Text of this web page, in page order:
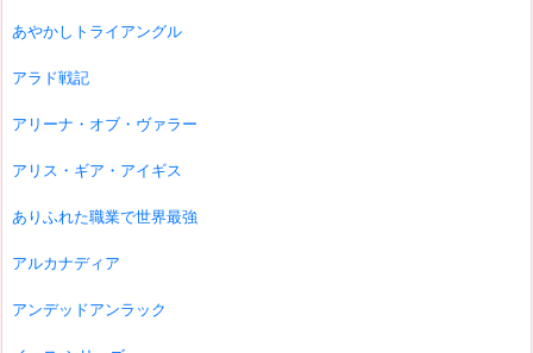
あやかしトライアングル
アラド戦記
アリーナ・オブ・ヴァラー
アリス・ギア・アイギス
ありふれた職業で世界最強
アルカナディア
アンデッドアンラック